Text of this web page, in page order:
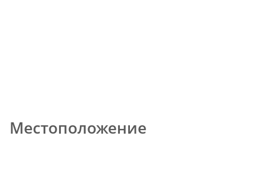
Местоположение